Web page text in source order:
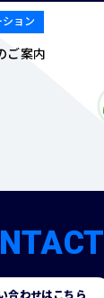
ョン
ご案内